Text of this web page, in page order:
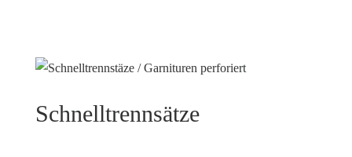
Schnelltrennsätze